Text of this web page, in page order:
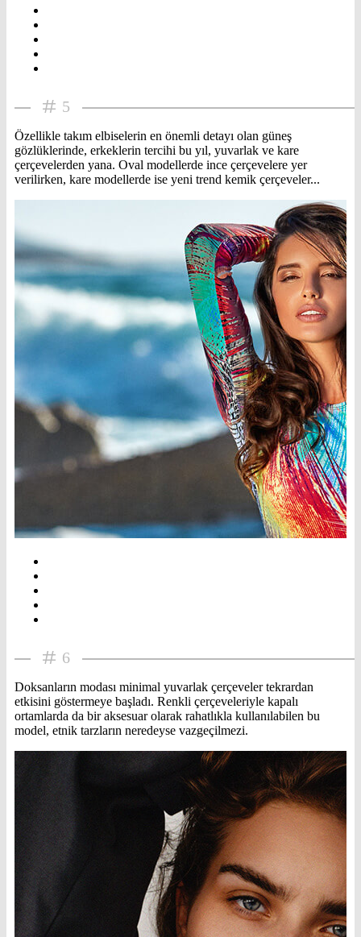
5
Özellikle takım elbiselerin en önemli detayı olan güneş
gözlüklerinde, erkeklerin tercihi bu yıl, yuvarlak ve kare
çerçevelerden yana. Oval modellerde ince çerçevelere yer
verilirken, kare modellerde ise yeni trend kemik çerçeveler...
6
Doksanların modası minimal yuvarlak çerçeveler tekrardan
etkisini göstermeye başladı. Renkli çerçeveleriyle kapalı
ortamlarda da bir aksesuar olarak rahatlıkla kullanılabilen bu
model, etnik tarzların neredeyse vazgeçilmezi.